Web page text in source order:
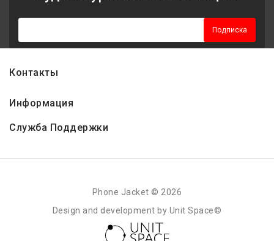
Подписка
Контакты
Информация
Служба Поддержки
Phone Jacket © 2026
Design and development by Unit Space©